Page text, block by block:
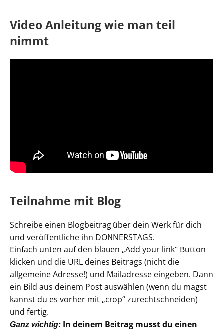
Video Anleitung wie man teil
nimmt
Teilnahme mit Blog
Schreibe einen Blogbeitrag über dein Werk für dich
und veröffentliche ihn DONNERSTAGS.
Einfach unten auf den blauen „Add your link“ Button
klicken und die URL deines Beitrags (nicht die
allgemeine Adresse!) und Mailadresse eingeben. Dann
ein Bild aus deinem Post auswählen (wenn du magst
kannst du es vorher mit „crop“ zurechtschneiden)
und fertig.
Ganz wichtig: In deinem Beitrag musst du einen